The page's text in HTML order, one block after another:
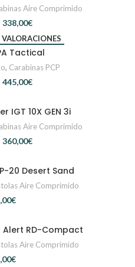
Aire Comprimido
338,00€
Tactical
, Carabinas PCP
445,00€
IGT 10X GEN 3i
Aire Comprimido
360,00€
20 Desert Sand
Aire Comprimido
€
Alert RD-Compact
Aire Comprimido
€